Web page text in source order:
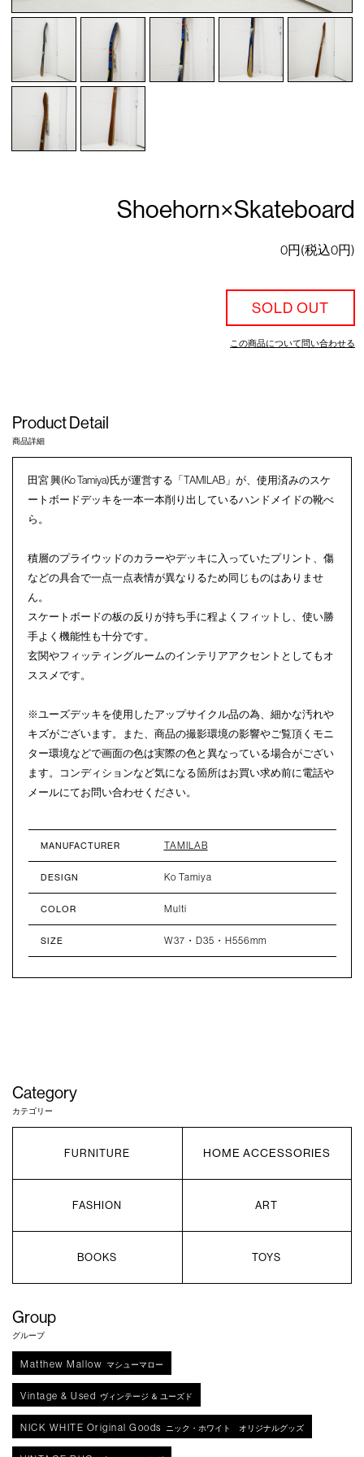
Shoehorn×Skateboard
0円(税込0円)
SOLD OUT
この商品について問い合わせる
Product Detail
商品詳細
田宮 興(Ko Tamiya)氏が運営する「TAMILAB」が、使用済みのスケ
ートボードデッキを一本一本削り出しているハンドメイドの靴べ
ら。
積層のプライウッドのカラーやデッキに入っていたプリント、傷
などの具合で一点一点表情が異なりるため同じものはありませ
ん。
スケートボードの板の反りが持ち手に程よくフィットし、使い勝
手よく機能性も十分です。
玄関やフィッティングルームのインテリアアクセントとしてもオ
ススメです。
※ユーズデッキを使用したアップサイクル品の為、細かな汚れや
キズがございます。また、商品の撮影環境の影響やご覧頂くモニ
ター環境などで画面の色は実際の色と異なっている場合がござい
ます。コンディションなど気になる箇所はお買い求め前に電話や
メールにてお問い合わせください。
MANUFACTURER TAMILAB
DESIGN Ko Tamiya
COLOR Multi
SIZE W37・D35・H556mm
Category
カテゴリー
FURNITURE HOME ACCESSORIES
FASHION ART
BOOKS TOYS
Group
グループ
Matthew Mallow マシューマロー
Vintage & Used ヴィンテージ ＆ ユーズド
NICK WHITE Original Goods ニック・ホワイト オリジナルグッズ